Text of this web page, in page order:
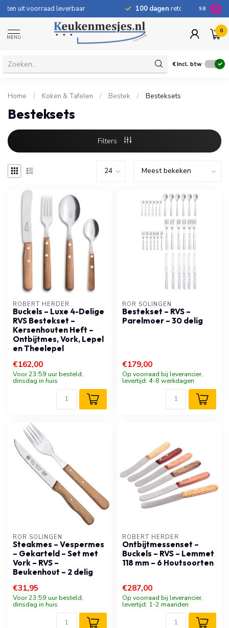
100 dagenretourrecht Bij
9.8
MENU
0
€Incl. btw
Home / Koken & Tafelen / Bestek / Besteksets
Besteksets
Filters
ROBERT HERDER
Buckels – Luxe 4-Delige
RVS Bestekset –
Kersenhouten Heft –
Ontbijtmes, Vork, Lepel
en Theelepel
€162,00
Voor 23:59 uur besteld,
dinsdag in huis
RÖR SOLINGEN
Bestekset – RVS –
Parelmoer – 30 delig
€179,00
Op voorraad bij leverancier,
levertijd: 4-8 werkdagen
RÖR SOLINGEN
Steakmes – Vespermes
– Gekarteld – Set met
Vork – RVS –
Beukenhout – 2 delig
€31,95
Voor 23:59 uur besteld,
dinsdag in huis
ROBERT HERDER
Ontbijtmessenset –
Buckels – RVS – Lemmet
118 mm – 6 Houtsoorten
€287,00
Op voorraad bij leverancier,
levertijd: 1-2 maanden